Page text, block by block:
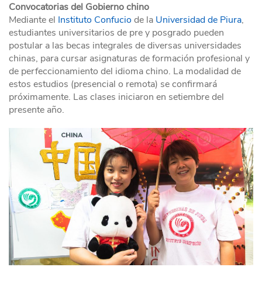
Convocatorias del Gobierno chino
Mediante el Instituto Confucio de la Universidad de Piura,
estudiantes universitarios de pre y posgrado pueden
postular a las becas integrales de diversas universidades
chinas, para cursar asignaturas de formación profesional y
de perfeccionamiento del idioma chino. La modalidad de
estos estudios (presencial o remota) se confirmará
próximamente. Las clases iniciaron en setiembre del
presente año.